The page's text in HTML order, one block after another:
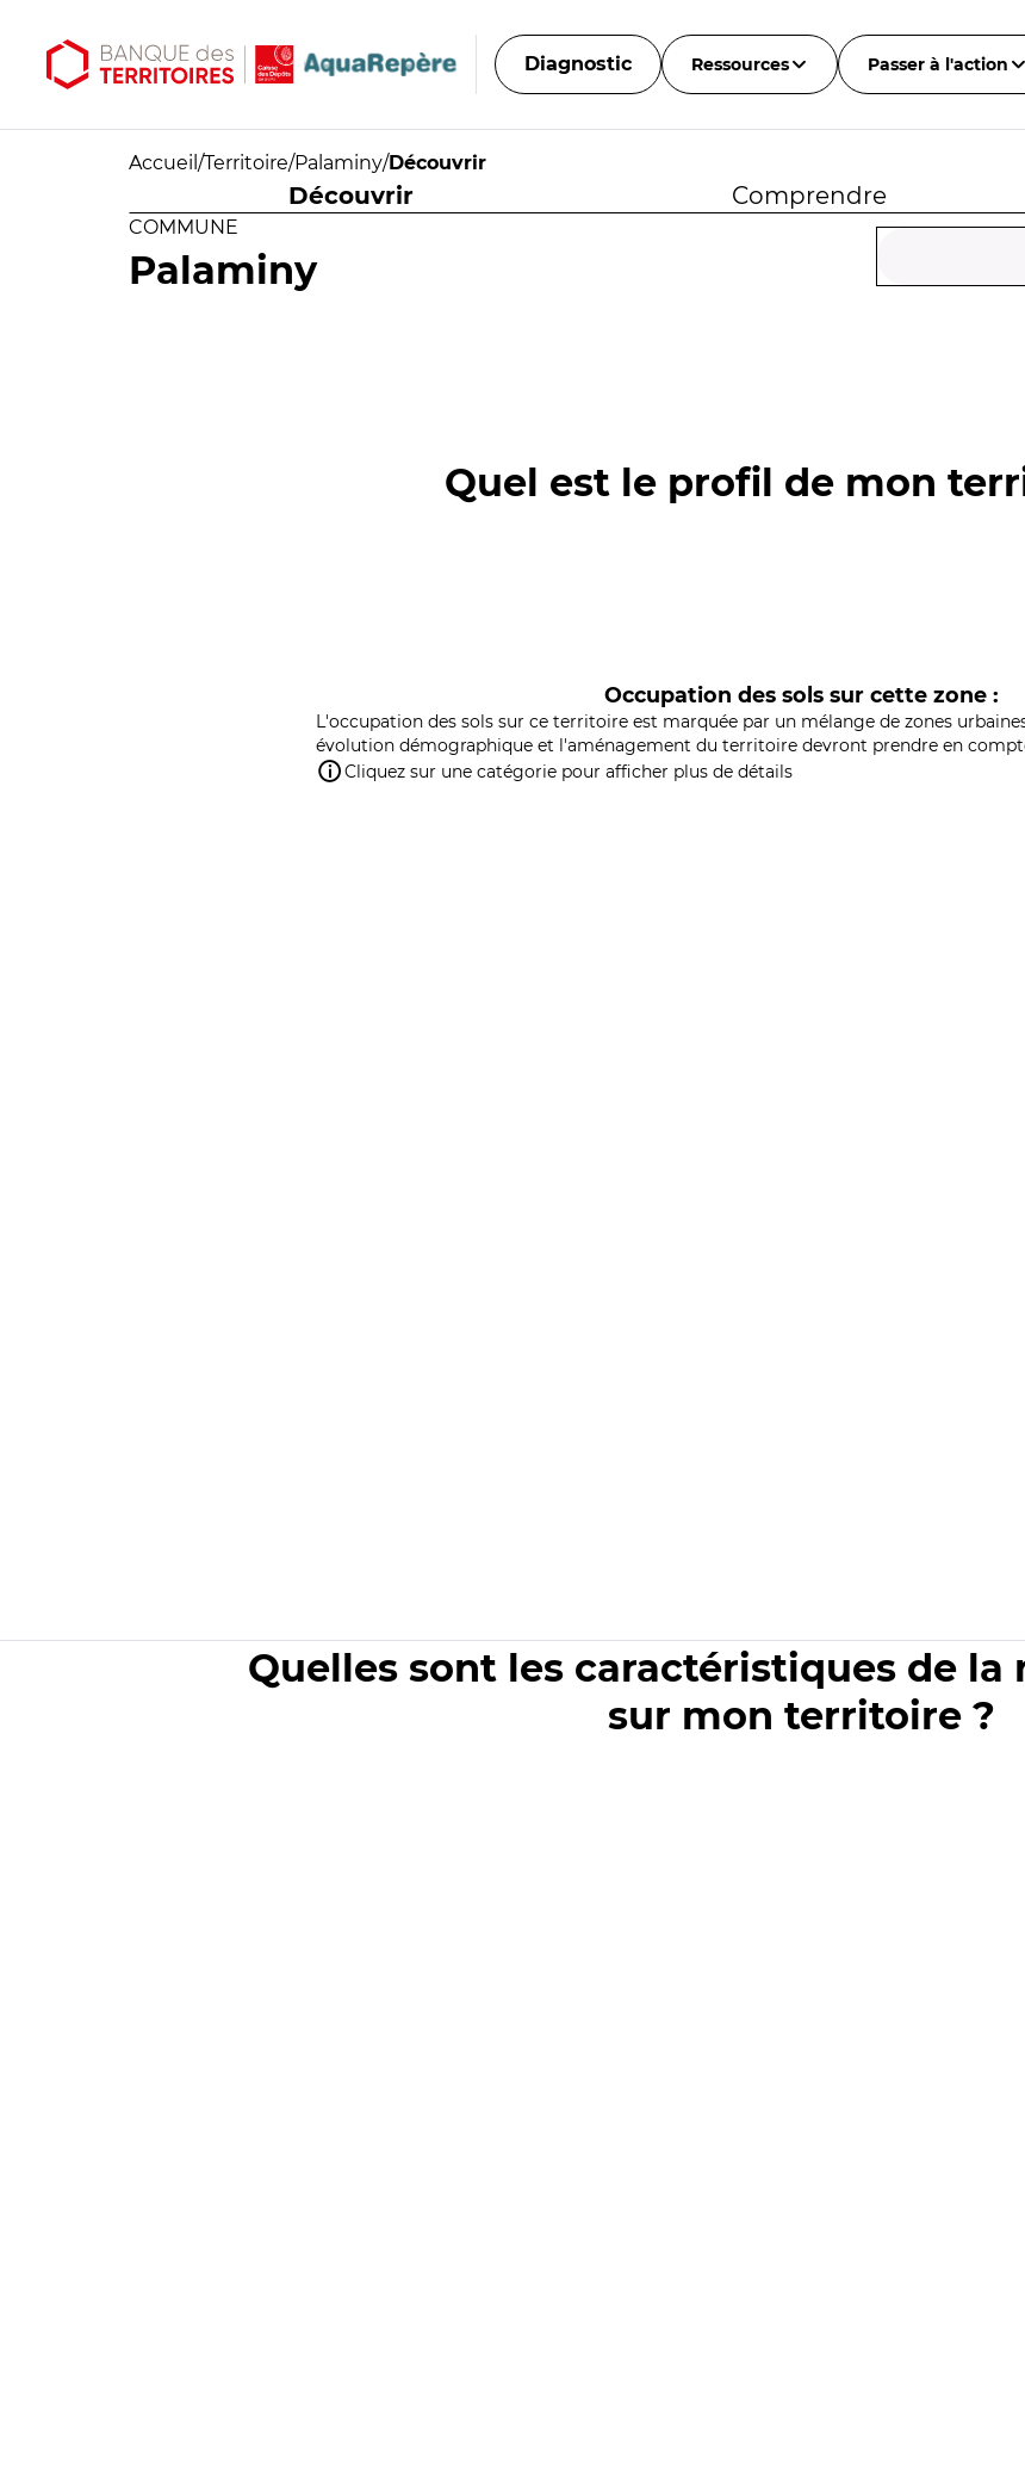
Diagnostic Ressources Passer à l'action
Accueil /Territoire/Palaminy/Découvrir
Découvrir Comprendre
COMMUNE
Palaminy
Quel est le profil de mon
Occupation des sols sur cette zone :
L'occupation des sols sur ce territoire est marquée par un mélange de zones
évolution démographique et l'aménagement du territoire devront prendre en
Cliquez sur une catégorie pour afficher plus de détails
Quelles sont les caractéristiques de la
sur mon territoire ?